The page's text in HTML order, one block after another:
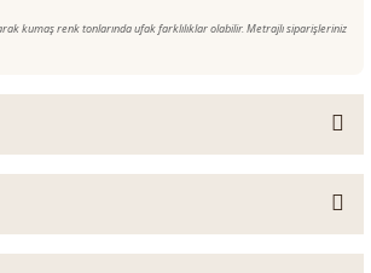
kumaş renk tonlarında ufak farklılıklar olabilir. Metrajlı siparişleriniz